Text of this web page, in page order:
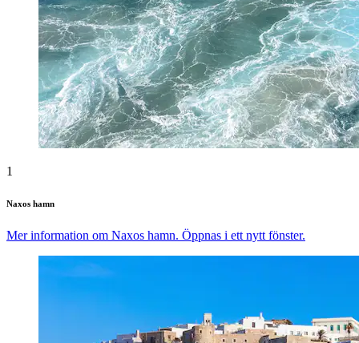
1
Naxos hamn
Mer information om Naxos hamn. Öppnas i ett nytt fönster.